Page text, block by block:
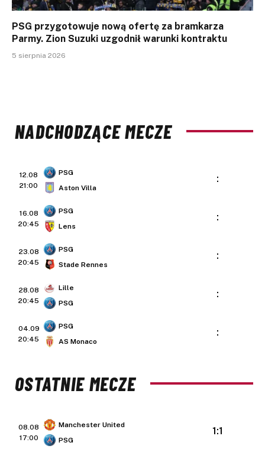
PSG przygotowuje nową ofertę za bramkarza
Parmy. Zion Suzuki uzgodnił warunki kontraktu
5 sierpnia 2026
NADCHODZĄCE MECZE
12.08
21:00
PSG
Aston Villa
:
16.08
20:45
PSG
Lens
:
23.08
20:45
PSG
Stade Rennes
:
28.08
20:45
Lille
PSG
:
04.09
20:45
PSG
AS Monaco
:
OSTATNIE MECZE
08.08
17:00
Manchester United
PSG
1:1